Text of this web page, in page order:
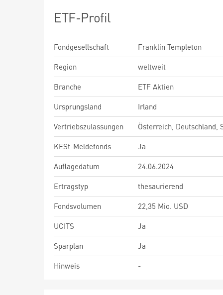
ETF-Profil
Fondgesellschaft
Franklin Templeton
Region
weltweit
Branche
ETF Aktien
Ursprungsland
Irland
Vertriebszulassungen
Österreich, Deutschland,
KESt-Meldefonds
Ja
Auflagedatum
24.06.2024
Ertragstyp
thesaurierend
Fondsvolumen
22,35 Mio. USD
UCITS
Ja
Sparplan
Ja
Hinweis
-